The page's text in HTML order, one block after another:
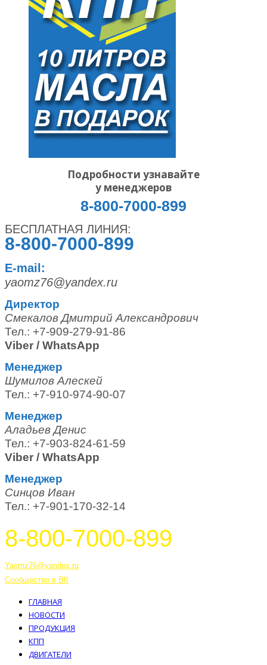
Подробности узнавайте
у менеджеров
8-800-7000-899
БЕСПЛАТНАЯ ЛИНИЯ:
8-800-7000-899
E-mail:
yaomz76@yandex.ru
Директор
Смекалов Дмитрий Александрович
Тел.: +7-909-279-91-86
Viber / WhatsApp
Менеджер
Шумилов Алескей
Тел.: +7-910-974-90-07
Менеджер
Аладьев Денис
Тел.: +7-903-824-61-59
Viber / WhatsApp
Менеджер
Синцов Иван
Тел.: +7-901-170-32-14
8-800-7000-899
Yaomz76@yandex.ru
Сообщество в ВК
ГЛАВНАЯ
НОВОСТИ
ПРОДУКЦИЯ
КПП
ДВИГАТЕЛИ